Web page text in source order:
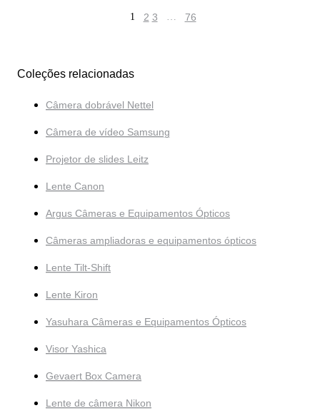
1 2 3 … 76
Coleções relacionadas
Câmera dobrável Nettel
Câmera de vídeo Samsung
Projetor de slides Leitz
Lente Canon
Argus Câmeras e Equipamentos Ópticos
Câmeras ampliadoras e equipamentos ópticos
Lente Tilt-Shift
Lente Kiron
Yasuhara Câmeras e Equipamentos Ópticos
Visor Yashica
Gevaert Box Camera
Lente de câmera Nikon